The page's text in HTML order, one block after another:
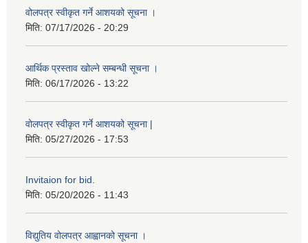
वोलपत्र स्वीकृत गर्ने आशयको सूचना ।
मिति: 07/17/2026 - 20:29
आर्थिक प्रस्ताव खोल्ने सम्बन्धी सूचना ।
मिति: 06/17/2026 - 13:22
वोलपत्र स्वीकृत गर्ने आशयको सूचना |
मिति: 05/27/2026 - 17:53
Invitaion for bid.
मिति: 05/20/2026 - 11:43
विद्युतिय वोलपत्र आह्वानको सूचना ।